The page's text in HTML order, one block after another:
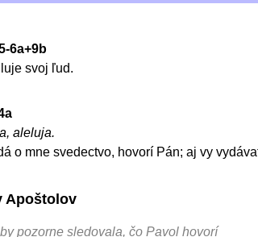
6a+9b
svoj ľud.
aleluja.
o mne svedectvo, hovorí Pán; aj vy
Apoštolov
pozorne sledovala, čo Pavol hovorí